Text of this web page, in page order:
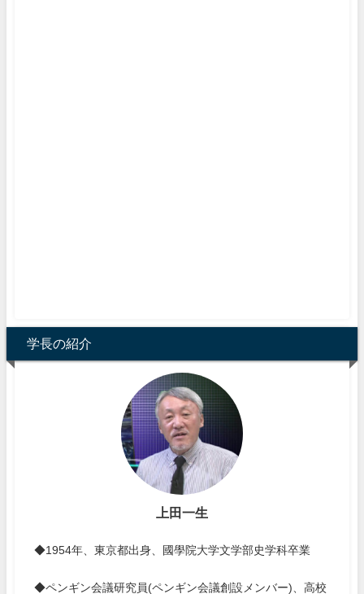
学長の紹介
上田一生
◆1954年、東京都出身、國學院大学文学部史学科卒業
◆ペンギン会議研究員(ペンギン会議創設メンバー)、高校